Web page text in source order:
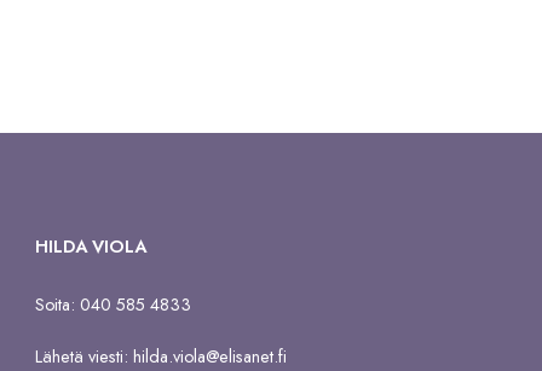
HILDA VIOLA
Soita: 040 585 4833
Lähetä viesti:hilda.viola@elisanet.fi